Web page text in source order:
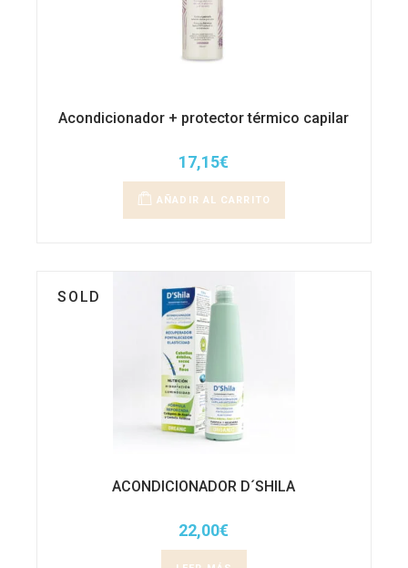
Acondicionador + protector térmico capilar
17,15€
AÑADIR AL CARRITO
SOLD
ACONDICIONADOR D´SHILA
22,00€